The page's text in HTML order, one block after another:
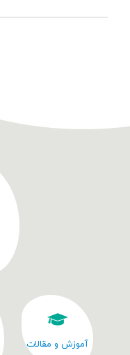
آموزش و مقالات